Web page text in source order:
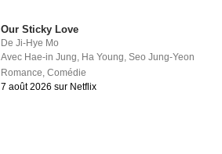
Our Sticky Love
DeJi-Hye Mo
Avec Hae-in Jung Ha Young ,Seo Jung-Yeon
Romance ,Comédie
7 août 2026 sur Netflix